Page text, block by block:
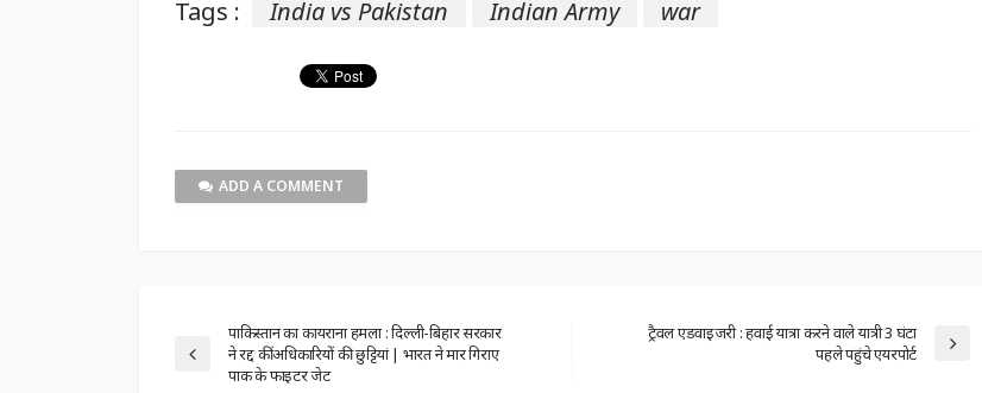
Tags : India vs Pakistan Indian Army war
ADD A COMMENT
पाकिस्तान का कायराना हमला : दिल्ली-बिहार सरकार
ने रद्द कीं अधिकारियों की छुट्टियां | भारत ने मार गिराए
पाक के फाइटर जेट
ट्रैवल एडवाइजरी : हवाई यात्रा करने वाले यात्री 3 घंटा
पहले पहुंचे एयरपोर्ट